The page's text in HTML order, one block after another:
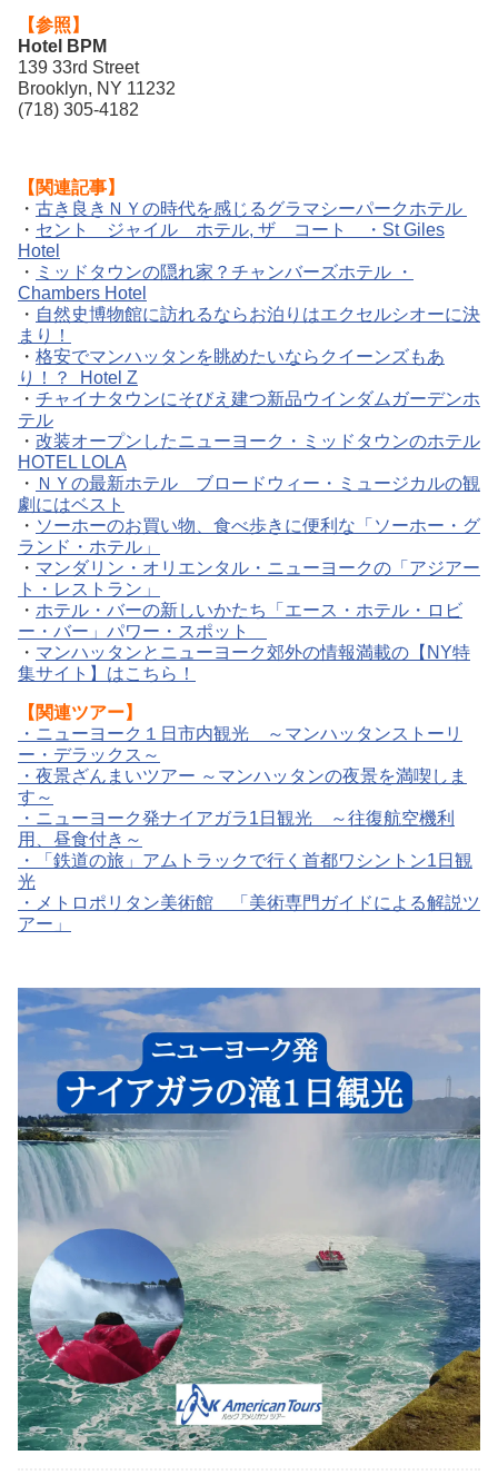
【参照】
Hotel BPM
139 33rd Street
Brooklyn, NY 11232
(718) 305-4182
【関連記事】
・ 古き良きＮＹの時代を感じるグラマシーパークホテル
・ セント ジャイル ホテル, ザ コート ・St Giles
Hotel
・ ミッドタウンの隠れ家？チャンバーズホテル ・
Chambers Hotel
・ 自然史博物館に訪れるならお泊りはエクセルシオーに決
まり！
・ 格安でマンハッタンを眺めたいならクイーンズもあ
り！？ Hotel Z
・ チャイナタウンにそびえ建つ新品ウインダムガーデンホ
テル
・ 改装オープンしたニューヨーク・ミッドタウンのホテル
HOTEL LOLA
・ ＮＹの最新ホテル ブロードウィー・ミュージカルの観
劇にはベスト
・ ソーホーのお買い物、食べ歩きに便利な「ソーホー・グ
ランド・ホテル」
・ マンダリン・オリエンタル・ニューヨークの「アジアー
ト・レストラン」
・ ホテル・バーの新しいかたち「エース・ホテル・ロビ
ー・バー」パワー・スポット
・ マンハッタンとニューヨーク郊外の情報満載の【NY特
集サイト】はこちら！
【関連ツアー】
・ ニューヨーク１日市内観光 ～マンハッタンストーリ
ー・デラックス～
・ 夜景ざんまいツアー ～マンハッタンの夜景を満喫しま
す～
・ ニューヨーク発ナイアガラ1日観光 ～往復航空機利
用、昼食付き～
・
「鉄道の旅」アムトラックで行く首都ワシントン1日観
光
・ メトロポリタン美術館 「美術専門ガイドによる解説ツ
アー」